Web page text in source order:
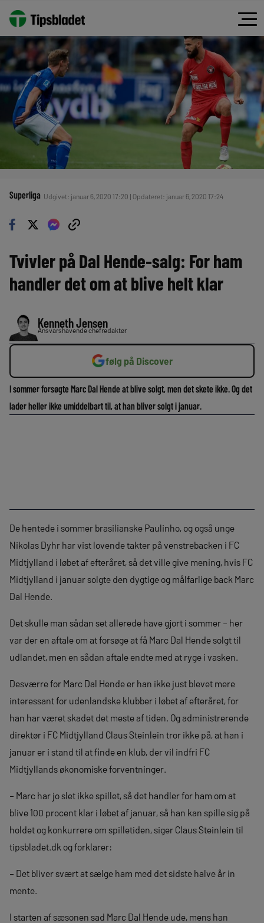
Superliga Udgivet: januar 6, 2020 17:20 | Opdateret: januar 6, 2020 17:24
Tvivler på Dal Hende-salg: For ham
handler det om at blive helt klar
Kenneth Jensen
Ansvarshavende chefredaktør
følg på Discover
I sommer forsøgte Marc Dal Hende at blive solgt, men det skete ikke. Og det
lader heller ikke umiddelbart til, at han bliver solgt i januar.
De hentede i sommer brasilianske Paulinho, og også unge
Nikolas Dyhr har vist lovende takter på venstrebacken i FC
Midtjylland i løbet af efteråret, så det ville give mening, hvis FC
Midtjylland i januar solgte den dygtige og målfarlige back Marc
Dal Hende.
Det skulle man sådan set allerede have gjort i sommer – her
var der en aftale om at forsøge at få Marc Dal Hende solgt til
udlandet, men en sådan aftale endte med at ryge i vasken.
Desværre for Marc Dal Hende er han ikke just blevet mere
interessant for udenlandske klubber i løbet af efteråret, for
han har været skadet det meste af tiden. Og administrerende
direktør i FC Midtjylland Claus Steinlein tror ikke på, at han i
januar er i stand til at finde en klub, der vil indfri FC
Midtjyllands økonomiske forventninger.
– Marc har jo slet ikke spillet, så det handler for ham om at
blive 100 procent klar i løbet af januar, så han kan spille sig på
holdet og konkurrere om spilletiden, siger Claus Steinlein til
tipsbladet.dk og forklarer:
– Det bliver svært at sælge ham med det sidste halve år in
mente.
I starten af sæsonen sad Marc Dal Hende ude, mens han